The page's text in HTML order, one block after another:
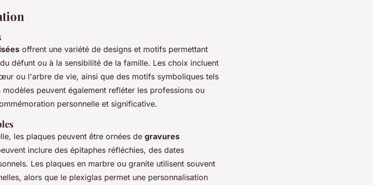
offrent une variété de designs et motifs permettant
défunt ou à la sensibilité de la famille. Les choix incluent
ou l'arbre de vie, ainsi que des motifs symboliques tels
peuvent également refléter les professions ou
personnelle et significative.
les plaques peuvent être ornées de gravures
inclure des épitaphes réfléchies, des dates
Les plaques en marbre ou granite utilisent souvent
alors que le plexiglas permet une personnalisation